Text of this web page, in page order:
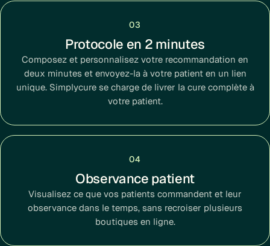
03
Protocole en 2 minutes
Composez et personnalisez votre recommandation en
deux minutes et envoyez-la à votre patient en un lien
unique. Simplycure se charge de livrer la cure complète à
votre patient.
04
Observance patient
Visualisez ce que vos patients commandent et leur
observance dans le temps, sans recroiser plusieurs
boutiques en ligne.